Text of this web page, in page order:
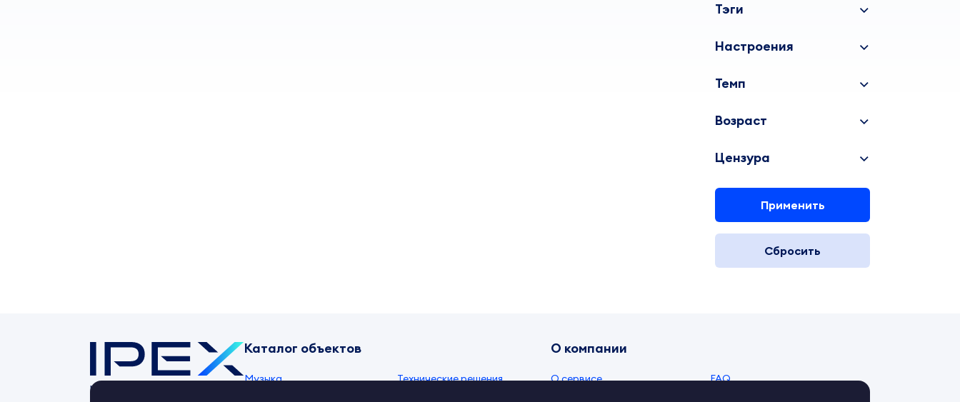
Тэги
Настроения
Темп
Возраст
Цензура
Применить
Сбросить
Контент-маркет
Каталог объектов
Музыка Технические решения
О компании
О сервисе FAQ